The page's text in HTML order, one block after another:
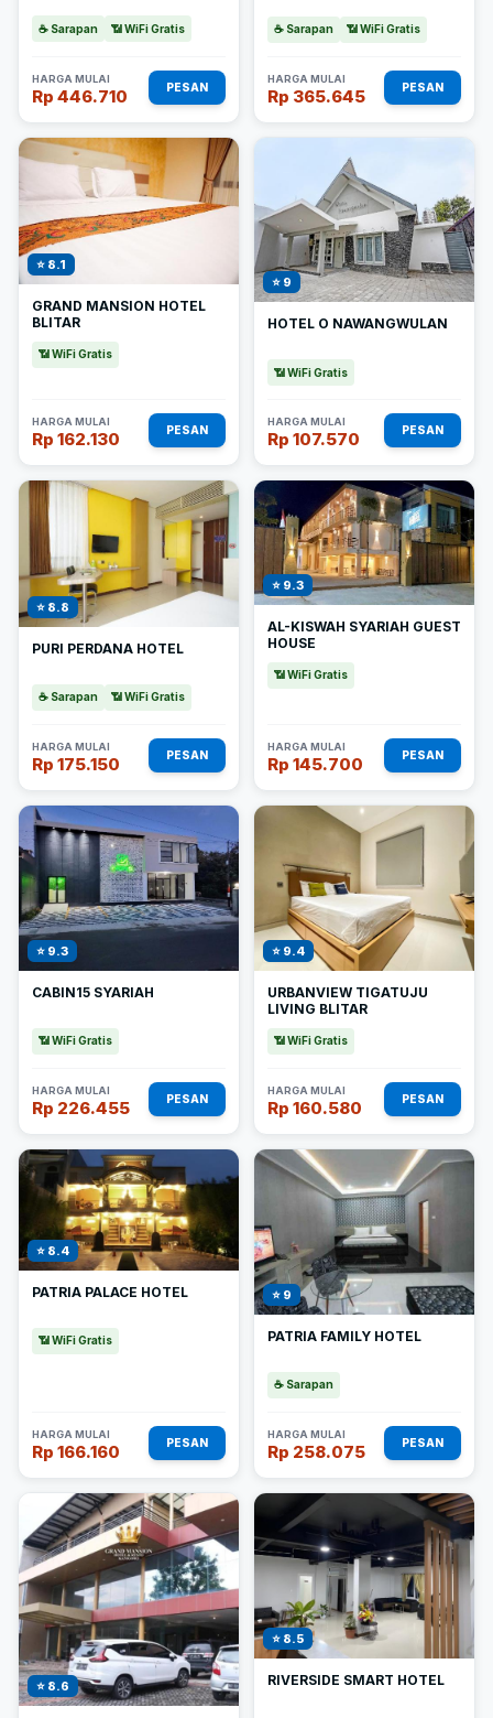
☕ Sarapan 📶 WiFi Gratis
HARGA MULAI
Rp 446.710 PESAN
☕ Sarapan 📶 WiFi Gratis
HARGA MULAI
Rp 365.645 PESAN
⭐ 8.1
GRAND MANSION HOTEL
BLITAR
📶 WiFi Gratis
HARGA MULAI
Rp 162.130 PESAN
⭐ 9
HOTEL O NAWANGWULAN
📶 WiFi Gratis
HARGA MULAI
Rp 107.570 PESAN
⭐ 8.8
PURI PERDANA HOTEL
☕ Sarapan 📶 WiFi Gratis
HARGA MULAI
Rp 175.150 PESAN
⭐ 9.3
AL-KISWAH SYARIAH GUEST
HOUSE
📶 WiFi Gratis
HARGA MULAI
Rp 145.700 PESAN
⭐ 9.3
CABIN15 SYARIAH
📶 WiFi Gratis
HARGA MULAI
Rp 226.455 PESAN
⭐ 9.4
URBANVIEW TIGATUJU
LIVING BLITAR
📶 WiFi Gratis
HARGA MULAI
Rp 160.580 PESAN
⭐ 8.4
PATRIA PALACE HOTEL
📶 WiFi Gratis
HARGA MULAI
Rp 166.160 PESAN
⭐ 9
PATRIA FAMILY HOTEL
☕ Sarapan
HARGA MULAI
Rp 258.075 PESAN
⭐ 8.6
⭐ 8.5
RIVERSIDE SMART HOTEL